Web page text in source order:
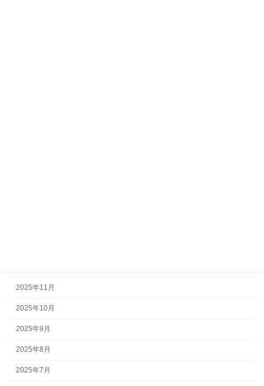
2025年11月
2025年10月
2025年9月
2025年8月
2025年7月